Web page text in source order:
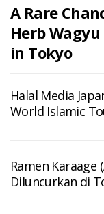
A Rare
Herb
in Tokyo
Halal Media
World Islamic
Ramen Karaage
Diluncurkan di